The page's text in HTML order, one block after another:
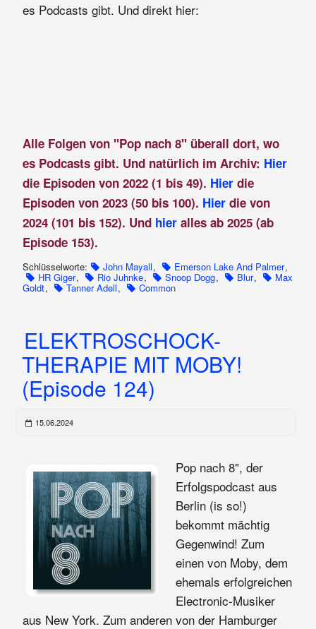
es Podcasts gibt. Und direkt hier:
Alle Folgen von "Pop nach 8" überall dort, wo
es Podcasts gibt. Und natürlich im Archiv: Hier
die Episoden von 2022 (1 bis 49). Hierdie
Episoden von 2023 (50 bis 100). Hier die von
2024 (101 bis 152). Und hier alles ab 2025 (ab
Episode 153).
Schlüsselworte: John Mayall, Emerson Lake And Palmer,
HR Giger, Rio Juhnke, Snoop Dogg, Blur, Max
Goldt, Tanner Adell, Common
ELEKTROSCHOCK-
THERAPIE MIT MOBY!
(Episode 124)
15.06.2024
Pop nach 8", der
Erfolgspodcast aus
Berlin (is so!)
bekommt mächtig
Gegenwind! Zum
einen von Moby, dem
ehemals erfolgreichen
Electronic-Musiker
aus New York. Zum anderen von der Hamburger